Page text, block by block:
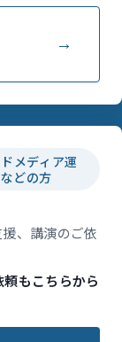
メディア運
どの方
、講演のご依
もこちらから